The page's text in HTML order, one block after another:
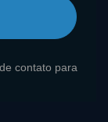
contato para